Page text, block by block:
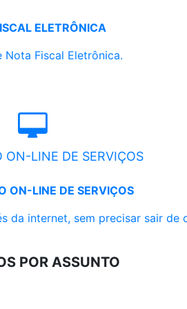
ELETRÔNICA
Nota Fiscal Eletrônica.
ON-LINE DE SERVIÇOS
ON-LINE DE SERVIÇOS
da internet, sem precisar sair de
POR ASSUNTO